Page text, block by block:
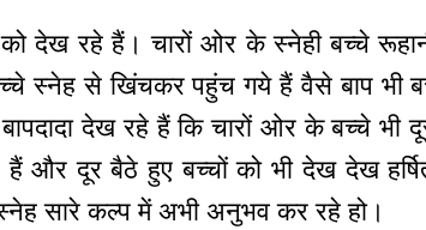
देख रहे हैं। चारों ओर के स्नेही बच्चे
स्नेह से खिंचकर पहुंच गये हैं वैसे बाप भी
देख रहे हैं कि चारों ओर के बच्चे भी
और दूर बैठे हुए बच्चों को भी देख देख
सारे कल्प में अभी अनुभव कर रहे हो।